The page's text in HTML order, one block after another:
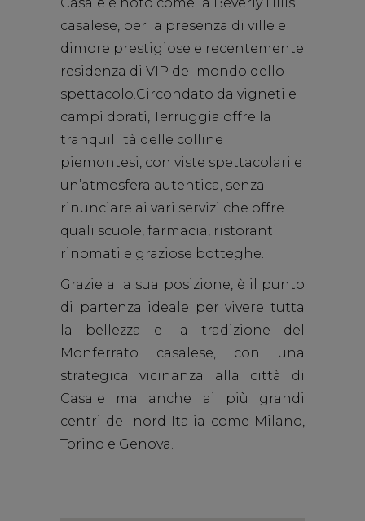
casalese, per la presenza di ville e
dimore prestigiose e recentemente
residenza di VIP del mondo dello
spettacolo.Circondato da vigneti e
campi dorati, Terruggia offre la
tranquillità delle colline
piemontesi, con viste spettacolari e
un’atmosfera autentica, senza
rinunciare ai vari servizi che offre
quali scuole, farmacia, ristoranti
rinomati e graziose botteghe.
Grazie alla sua posizione, è il punto
di partenza ideale per vivere tutta
la bellezza e la tradizione del
Monferrato casalese, con una
strategica vicinanza alla città di
Casale ma anche ai più grandi
centri del nord Italia come Milano,
Torino e Genova.